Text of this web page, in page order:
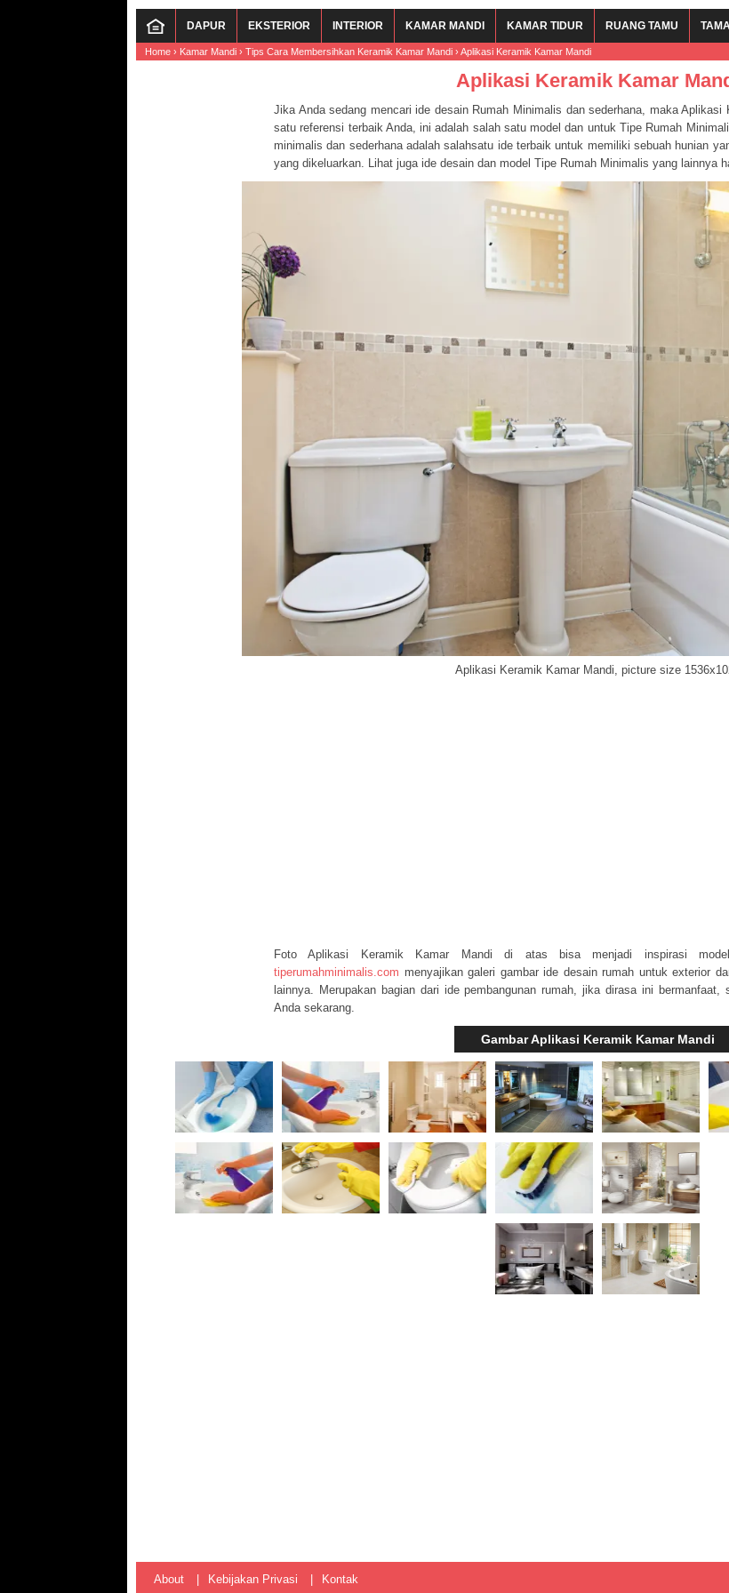
DAPUR EKSTERIOR INTERIOR KAMAR MANDI KAMAR TIDUR RUANG TAMU
Home › Kamar Mandi › Tips Cara Membersihkan Keramik Kamar Mandi › Aplikasi Keramik Kamar Mandi
Aplikasi Keramik Kamar
Jika Anda sedang mencari ide desain Rumah Minimalis dan sederhana, maka
satu referensi terbaik Anda, ini adalah salah satu model dan untuk Tipe Rumah
minimalis dan sederhana adalah salahsatu ide terbaik untuk memiliki sebuah hunian
yang dikeluarkan. Lihat juga ide desain dan model Tipe Rumah Minimalis yang lainnya
Aplikasi Keramik Kamar Mandi, picture size
Foto Aplikasi Keramik Kamar Mandi di atas bisa menjadi inspirasi
tiperumahminimalis.com menyajikan galeri gambar ide desain rumah untuk exterior
lainnya. Merupakan bagian dari ide pembangunan rumah, jika dirasa ini
Anda sekarang.
Gambar Aplikasi Keramik Kamar Mandi
About Kebijakan Privasi Kontak